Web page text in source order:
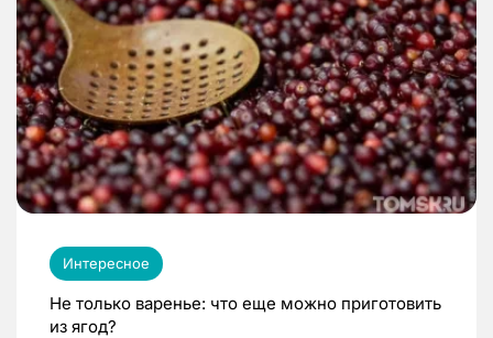
Интересное
Не только варенье: что еще можно приготовить
из ягод?